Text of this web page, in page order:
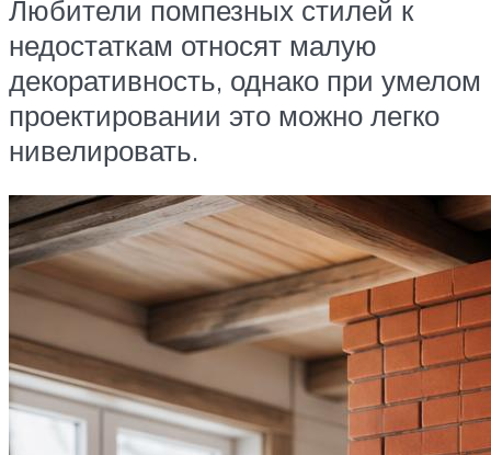
Любители помпезных стилей к
недостаткам относят малую
декоративность, однако при умелом
проектировании это можно легко
нивелировать.